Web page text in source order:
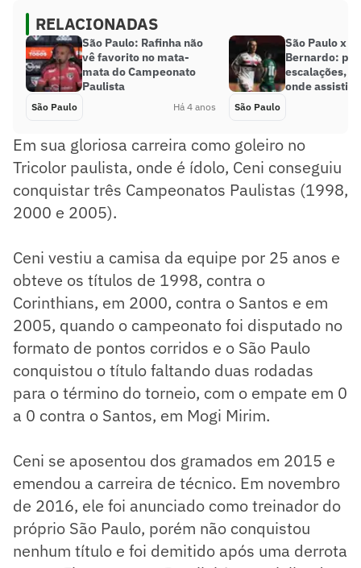
RELACIONADAS
São Paulo: Rafinha não
vê favorito no mata-
mata do Campeonato
Paulista
São Paulo Há 4 anos
São Paulo x
Bernardo:
escalações,
onde assistir
São Paulo
Em sua gloriosa carreira como goleiro no
Tricolor paulista, onde é ídolo, Ceni conseguiu
conquistar três Campeonatos Paulistas (1998,
2000 e 2005).
Ceni vestiu a camisa da equipe por 25 anos e
obteve os títulos de 1998, contra o
Corinthians, em 2000, contra o Santos e em
2005, quando o campeonato foi disputado no
formato de pontos corridos e o São Paulo
conquistou o título faltando duas rodadas
para o término do torneio, com o empate em 0
a 0 contra o Santos, em Mogi Mirim.
Ceni se aposentou dos gramados em 2015 e
emendou a carreira de técnico. Em novembro
de 2016, ele foi anunciado como treinador do
próprio São Paulo, porém não conquistou
nenhum título e foi demitido após uma derrota